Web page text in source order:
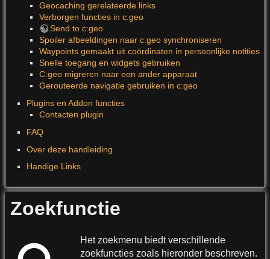
Geocaching gerelateerde links
Verborgen functies in c:geo
Send to c:geo
Spoiler afbeeldingen naar c:geo synchroniseren
Waypoints gemaakt uit coördinaten in persoonlijke notities
Snelle toegang en widgets gebruiken
C:geo migreren naar een ander apparaat
Gerouteerde navigatie gebruiken in c:geo
Plugins en Addon functies
Contacten plugin
FAQ
Over deze handleiding
Handige Links
Zoekfunctie
Het zoekmenu biedt verschillende
zoekfuncties zoals hieronder beschreven.